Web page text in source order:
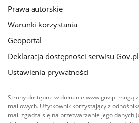
Prawa autorskie
Warunki korzystania
Geoportal
Deklaracja dostępności serwisu Gov.pl
Ustawienia prywatności
Strony dostępne w domenie www.gov.pl mogą
mailowych. Użytkownik korzystający z
mail zgadza się na przetwarzanie jego danych